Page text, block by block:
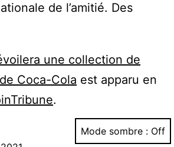
de l’amitié. Des
une collection de
Coca-Cola est apparu en
.
Mode sombre :